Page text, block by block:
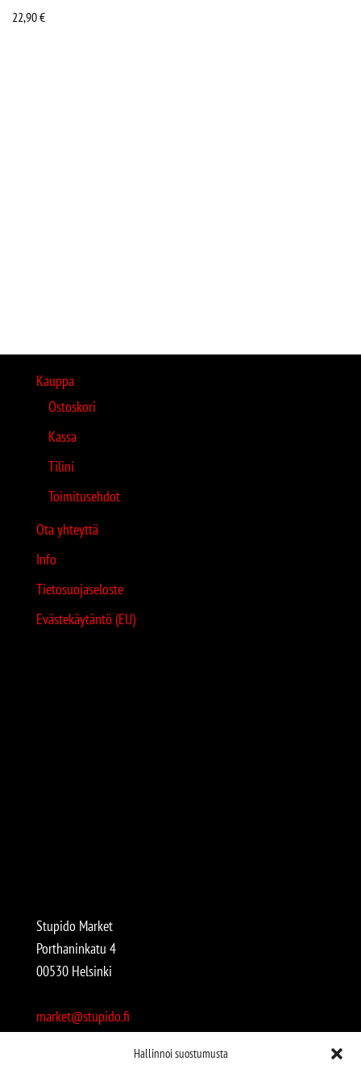
Hallinnoi suostumusta
22,90€
Kauppa
Ostoskori
Kassa
Tilini
Toimitusehdot
Ota yhteyttä
Info
Tietosuojaseloste
Evästekäytäntö (EU)
Stupido Market
Porthaninkatu 4
00530 Helsinki
market@stupido.fi